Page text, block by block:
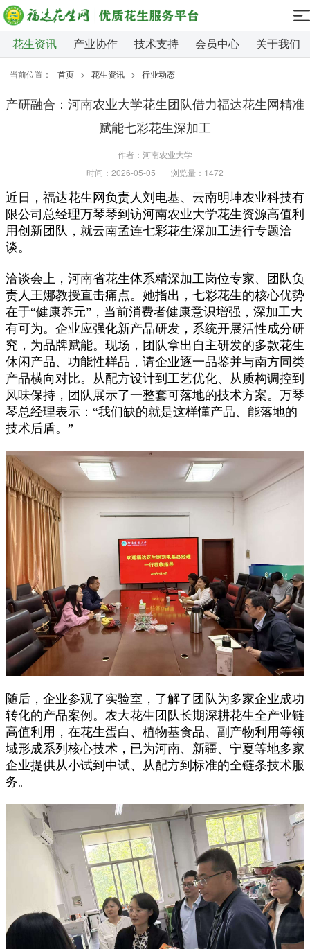
花生资讯 产业协作 技术支持 会员中心 关于我们
当前位置： 首页 > 花生资讯 > 行业动态
产研融合：河南农业大学花生团队借力福达花生网精准
赋能七彩花生深加工
作者：河南农业大学
时间：2026-05-05
浏览量：1472
近日，福达花生网负责人刘电基、云南明坤农业科技有
限公司总经理万琴琴到访河南农业大学花生资源高值利
用创新团队，就云南孟连七彩花生深加工进行专题洽
谈。
洽谈会上，河南省花生体系精深加工岗位专家、团队负
责人王娜教授直击痛点。她指出，七彩花生的核心优势
在于“健康养元”，当前消费者健康意识增强，深加工大
有可为。企业应强化新产品研发，系统开展活性成分研
究，为品牌赋能。现场，团队拿出自主研发的多款花生
休闲产品、功能性样品，请企业逐一品鉴并与南方同类
产品横向对比。从配方设计到工艺优化、从质构调控到
风味保持，团队展示了一整套可落地的技术方案。万琴
琴总经理表示：“我们缺的就是这样懂产品、能落地的
技术后盾。”
随后，企业参观了实验室，了解了团队为多家企业成功
转化的产品案例。农大花生团队长期深耕花生全产业链
高值利用，在花生蛋白、植物基食品、副产物利用等领
域形成系列核心技术，已为河南、新疆、宁夏等地多家
企业提供从小试到中试、从配方到标准的全链条技术服
务。